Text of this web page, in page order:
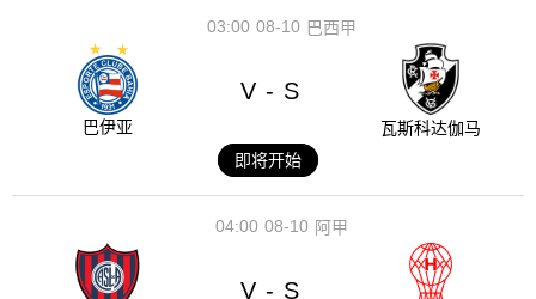
08-10
03:00 巴西甲
巴伊亚
V - S
瓦斯科达伽马
即将开始
08-10
04:00 阿甲
V - S